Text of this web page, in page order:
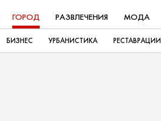
ГОРОД РАЗВЛЕЧЕНИЯ МОДА
БИЗНЕС УРБАНИСТИКА РЕСТАВРАЦИИ